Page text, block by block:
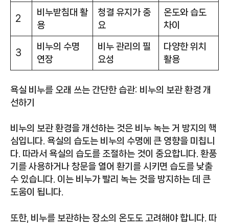
2
비누받침대 활
용
청결 유지가 중
요
온도와 습도
차이
3
비누의 수명
연장
비누 관리의 필
요성
다양한 위치
활용
욕실 비누를 오래 쓰는 간단한 습관: 비누의 보관 환경 개
선하기
비누의 보관 환경을 개선하는 것은 비누 녹는 거 방지의 핵
심입니다. 욕실의 습도는 비누의 수명에 큰 영향을 미칩니
다. 따라서 욕실의 습도를 조절하는 것이 중요합니다. 환풍
기를 사용하거나 창문을 열어 환기를 시키면 습도를 낮출
수 있습니다. 이는 비누가 빨리 녹는 것을 방지하는 데 큰
도움이 됩니다.
또한, 비누를 보관하는 장소의 온도도 고려해야 합니다. 따